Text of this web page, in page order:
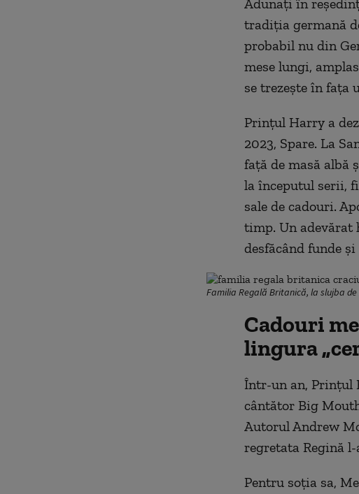
Adunați în
tradiția germană
probabil nu din
mese lungi,
se trezește în fața
Prințul Harry a
2023, Spare. La
față de masă albă
la începutul serii,
sale de cadouri.
timp. Un adevărat
desfăcând funde
Familia Regală Britanică, la slujba
Cadouri
lingura
Într-un an, Prințul
cântător Big
Autorul Andrew
regretata Regină
Pentru soția sa,